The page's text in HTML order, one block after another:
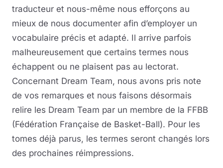
traducteur et nous-même nous efforçons au
mieux de nous documenter afin d’employer un
vocabulaire précis et adapté. Il arrive parfois
malheureusement que certains termes nous
échappent ou ne plaisent pas au lectorat.
Concernant Dream Team, nous avons pris note
de vos remarques et nous faisons désormais
relire les Dream Team par un membre de la FFBB
(Fédération Française de Basket-Ball). Pour les
tomes déjà parus, les termes seront changés lors
des prochaines réimpressions.